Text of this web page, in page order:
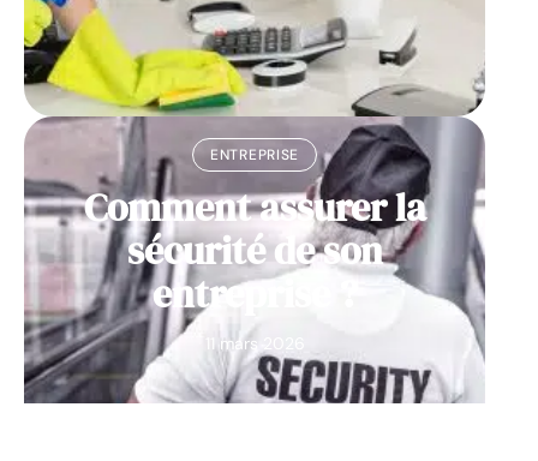
ENTREPRISE
Comment assurer la
sécurité de son
entreprise ?
11 mars 2026